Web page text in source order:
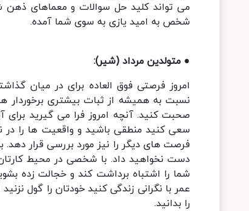
می تواند کلید حل سوالات و معماهای ذهن
شخص به امید یازی به سوی شما آمده.
● متولدین مرداد (شیر):
امروز فرصتی فوق العاده برای در میان
نسبت به همیشه از ثبات بیشتری برخوردار
صحبت کنید. آنچه امروز فرا می گیرید
سعی کنید منطقی باشید و واقعیت ها را در
فرصت های دیگر را نیز مورد بررسی قرار
دست نخواهید داد. با شخصی در محیط
شما را اشتباه برداشت کند و خجالت زده
عمر با نگرانی زندگی کنید خودتان را گول
را بدانید.